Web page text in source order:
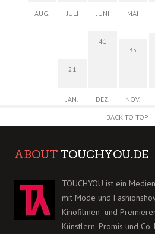
AUG. JULI JUNI MAI
21
JAN.
41
DEZ.
35
NOV.
BACK TO TOP
ABOUT TOUCHYOU.DE
TOUCHYOU ist ein
mit Mode und
Kinofilmen- und
Künstlern, Promis und Co.